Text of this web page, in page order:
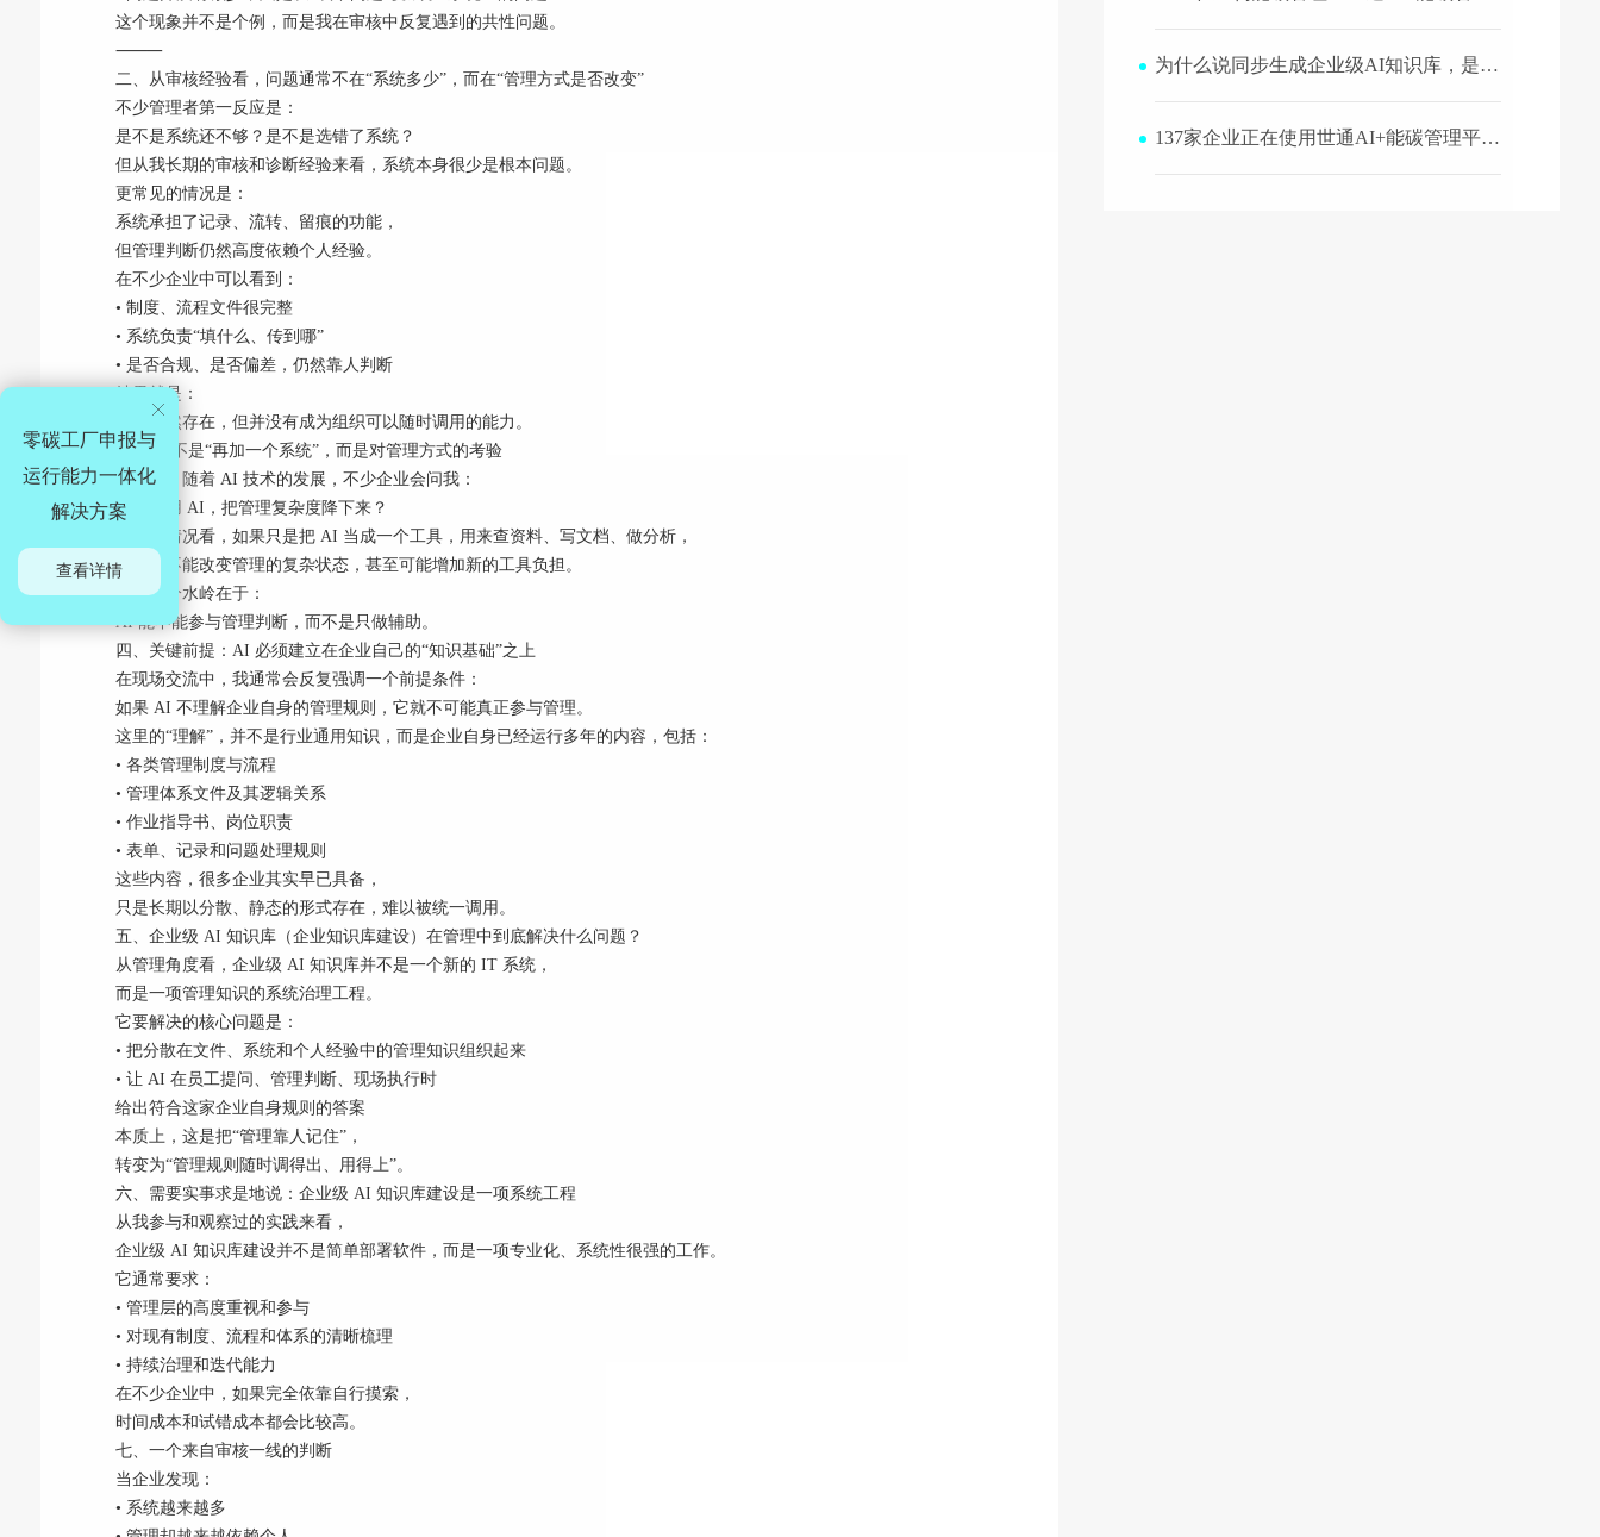
这个现象并不是个例，而是我在审核中反复遇到的共性问题。
⸻
二、从审核经验看，问题通常不在“系统多少”，而在“管理方式是否改变”
不少管理者第一反应是：
是不是系统还不够？是不是选错了系统？
但从我长期的审核和诊断经验来看，系统本身很少是根本问题。
更常见的情况是：
系统承担了记录、流转、留痕的功能，
但管理判断仍然高度依赖个人经验。
在不少企业中可以看到：
• 制度、流程文件很完整
• 系统负责“填什么、传到哪”
• 是否合规、是否偏差，仍然靠人判断
结果就是：
规则虽然存在，但并没有成为组织可以随时调用的能力。
三、AI 不是“再加一个系统”，而是对管理方式的考验
这两年，随着 AI 技术的发展，不少企业会问我：
能不能用 AI，把管理复杂度降下来？
从实践情况看，如果只是把 AI 当成一个工具，用来查资料、写文档、做分析，
往往并不能改变管理的复杂状态，甚至可能增加新的工具负担。
真正的分水岭在于：
AI 能不能参与管理判断，而不是只做辅助。
四、关键前提：AI 必须建立在企业自己的“知识基础”之上
在现场交流中，我通常会反复强调一个前提条件：
如果 AI 不理解企业自身的管理规则，它就不可能真正参与管理。
这里的“理解”，并不是行业通用知识，而是企业自身已经运行多年的内容，包括：
• 各类管理制度与流程
• 管理体系文件及其逻辑关系
• 作业指导书、岗位职责
• 表单、记录和问题处理规则
这些内容，很多企业其实早已具备，
只是长期以分散、静态的形式存在，难以被统一调用。
五、企业级 AI 知识库（企业知识库建设）在管理中到底解决什么问题？
从管理角度看，企业级 AI 知识库并不是一个新的 IT 系统，
而是一项管理知识的系统治理工程。
它要解决的核心问题是：
• 把分散在文件、系统和个人经验中的管理知识组织起来
• 让 AI 在员工提问、管理判断、现场执行时
给出符合这家企业自身规则的答案
本质上，这是把“管理靠人记住”，
转变为“管理规则随时调得出、用得上”。
六、需要实事求是地说：企业级 AI 知识库建设是一项系统工程
从我参与和观察过的实践来看，
企业级 AI 知识库建设并不是简单部署软件，而是一项专业化、系统性很强的工作。
它通常要求：
• 管理层的高度重视和参与
• 对现有制度、流程和体系的清晰梳理
• 持续治理和迭代能力
在不少企业中，如果完全依靠自行摸索，
时间成本和试错成本都会比较高。
七、一个来自审核一线的判断
当企业发现：
• 系统越来越多
为什么说同步生成企业级AI知识库，是世通AI+能碳管理平台更高层级的价值？
137家企业正在使用世通AI+能碳管理平台，企业最容易看到哪些改善效果？
零碳工厂申报与
运行能力一体化
解决方案
查看详情